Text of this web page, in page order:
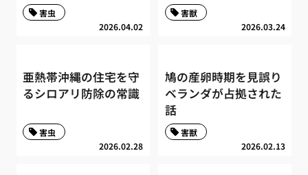
2026.04.02
害虫
2026.03.24
害獣
亜熱帯沖縄の住宅を守
るシロアリ防除の常識
2026.02.28
害虫
鳩の産卵時期を見誤り
ベランダが占拠された
話
2026.02.13
害獣